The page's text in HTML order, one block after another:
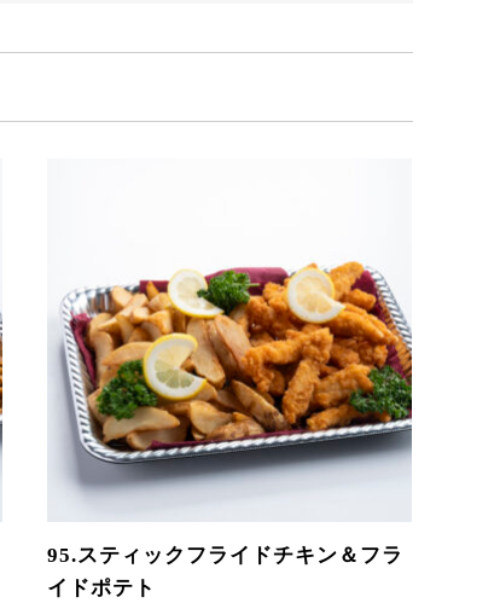
95.スティックフライドチキン＆フラ
イドポテト